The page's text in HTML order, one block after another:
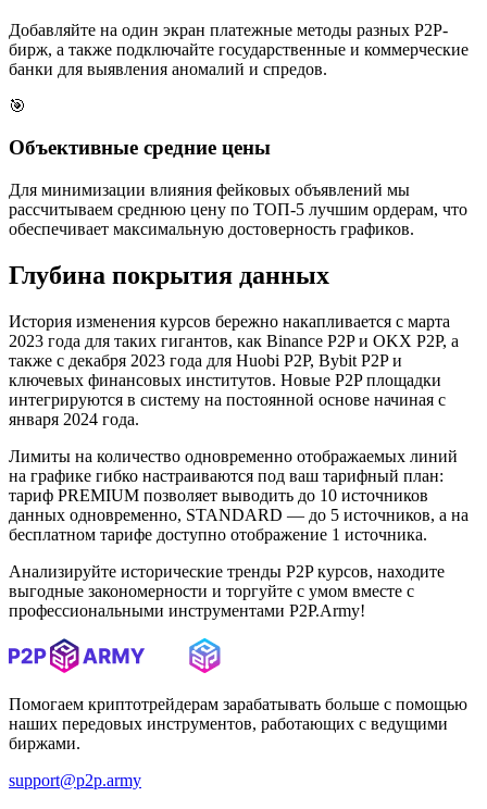
Добавляйте на один экран платежные методы разных P2P-
бирж, а также подключайте государственные и коммерческие
банки для выявления аномалий и спредов.
🎯
Объективные средние цены
Для минимизации влияния фейковых объявлений мы
рассчитываем среднюю цену по ТОП-5 лучшим ордерам, что
обеспечивает максимальную достоверность графиков.
Глубина покрытия данных
История изменения курсов бережно накапливается с марта
2023 года для таких гигантов, как Binance P2P и OKX P2P, а
также с декабря 2023 года для Huobi P2P, Bybit P2P и
ключевых финансовых институтов. Новые P2P площадки
интегрируются в систему на постоянной основе начиная с
января 2024 года.
Лимиты на количество одновременно отображаемых линий
на графике гибко настраиваются под ваш тарифный план:
тариф PREMIUM позволяет выводить до 10 источников
данных одновременно, STANDARD — до 5 источников, а на
бесплатном тарифе доступно отображение 1 источника.
Анализируйте исторические тренды P2P курсов, находите
выгодные закономерности и торгуйте с умом вместе с
профессиональными инструментами P2P.Army!
Помогаем криптотрейдерам зарабатывать больше с помощью
наших передовых инструментов, работающих с ведущими
биржами.
support@p2p.army